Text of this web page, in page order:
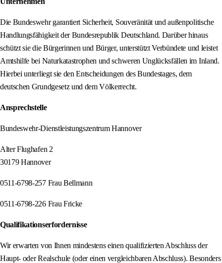
Die Bundeswehr garantiert Sicherheit, Souveränität und außenpolitische
Handlungsfähigkeit der Bundesrepublik Deutschland. Darüber hinaus
schützt sie die Bürgerinnen und Bürger, unterstützt Verbündete und leistet
Amtshilfe bei Naturkatastrophen und schweren Unglücksfällen im Inland.
Hierbei unterliegt sie den Entscheidungen des Bundestages, dem
deutschen Grundgesetz und dem Völkerrecht.
Ansprechstelle
Bundeswehr-Dienstleistungszentrum Hannover
Alter Flughafen 2
30179 Hannover
0511-6798-257 Frau Bellmann
0511-6798-226 Frau Fricke
Qualifikationserfordernisse
Wir erwarten von Ihnen mindestens einen qualifizierten Abschluss der
Haupt- oder Realschule (oder einen vergleichbaren Abschluss). Besonders